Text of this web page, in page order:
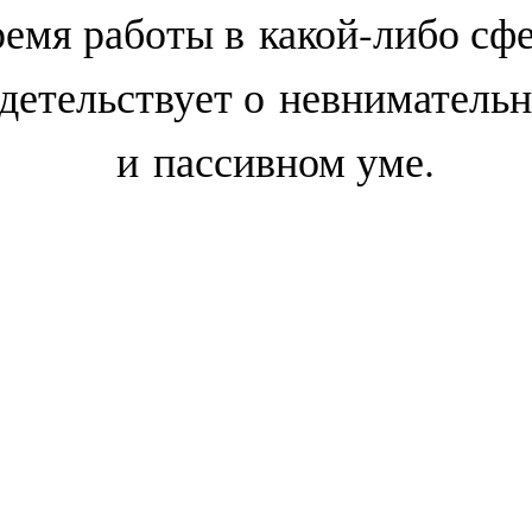
работы в какой-либо
о
и пассивном уме.